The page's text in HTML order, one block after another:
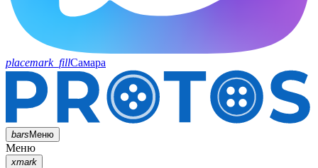
placemark_fillСамара
barsМеню
Меню
xmark